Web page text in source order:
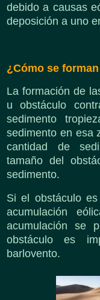
debido a causas
deposición a uno
¿Cómo se
La formación de
u obstáculo
sedimento
sedimento en esa
cantidad de
tamaño del
sedimento.
Si el obstáculo
acumulación
acumulación se
obstáculo es
barlovento.